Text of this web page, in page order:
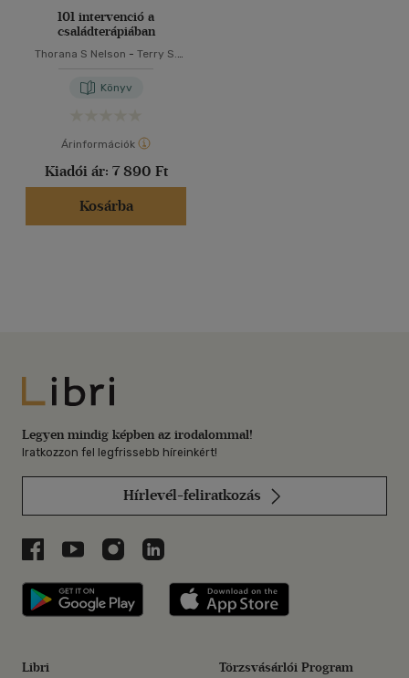
101 intervenció a
családterápiában
Thorana S Nelson - Terry S.
Könyv
Árinformációk
Kiadói ár: 7 890 Ft
Kosárba
Libri
Legyen mindig képben az irodalommal!
Iratkozzon fel legfrissebb híreinkért!
Hírlevél-feliratkozás
Libri a Facebookon
Libri a Youtube-on
Libri az Instagramon
Libri a LinkedInen
Libri applikáció Szerezd meg: Google
Libri Törzsvásárlói Program